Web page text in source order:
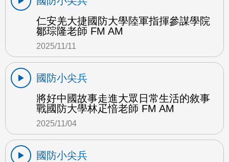
仁安羌大捷國防大學陸軍指揮參謀學院
鄒琮隆老師 FM AM
2025/11/11
國防小尖兵
將好中國故事走進大眾日常生活的敘事
戰國防大學林疋愔老師 FM AM
2025/11/04
國防小尖兵